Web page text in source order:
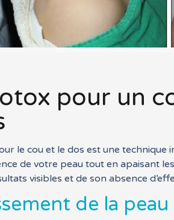
pour un
le cou et le dos est une technique
de votre peau tout en apaisant
visibles et de son absence
de la